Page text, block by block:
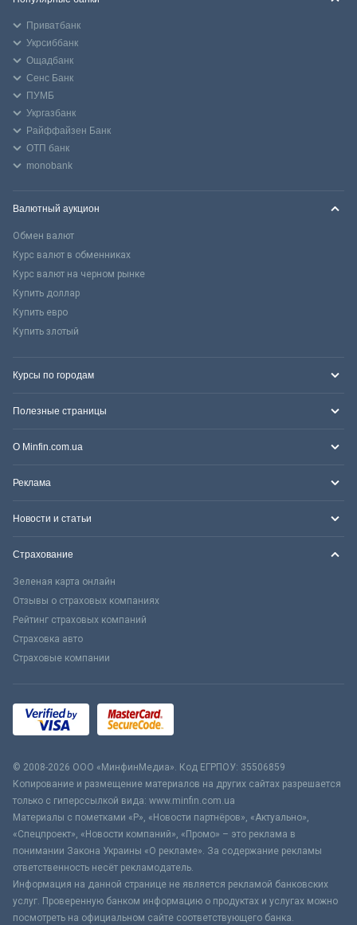
Приватбанк
Укрсиббанк
Ощадбанк
Сенс Банк
ПУМБ
Укргазбанк
Райффайзен Банк
ОТП банк
monobank
Валютный аукцион
Обмен валют
Курс валют в обменниках
Курс валют на черном рынке
Купить доллар
Купить евро
Купить злотый
Курсы по городам
Полезные страницы
О Minfin.com.ua
Реклама
Новости и статьи
Страхование
Зеленая карта онлайн
Отзывы о страховых компаниях
Рейтинг страховых компаний
Страховка авто
Страховые компании
© 2008-2026 ООО «МинфинМедиа». Код ЕГРПОУ: 35506859
Копирование и размещение материалов на других сайтах разрешается
только с гиперссылкой вида: www.minfin.com.ua
Материалы с пометками «Р», «Новости партнёров», «Актуально»,
«Спецпроект», «Новости компаний», «Промо» – это реклама в
понимании Закона Украины «О рекламе». За содержание рекламы
ответственность несёт рекламодатель.
Информация на данной странице не является рекламой банковских
услуг. Проверенную банком информацию о продуктах и услугах можно
посмотреть на официальном сайте соответствующего банка.